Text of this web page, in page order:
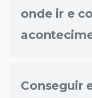
onde ir e
Conseguir